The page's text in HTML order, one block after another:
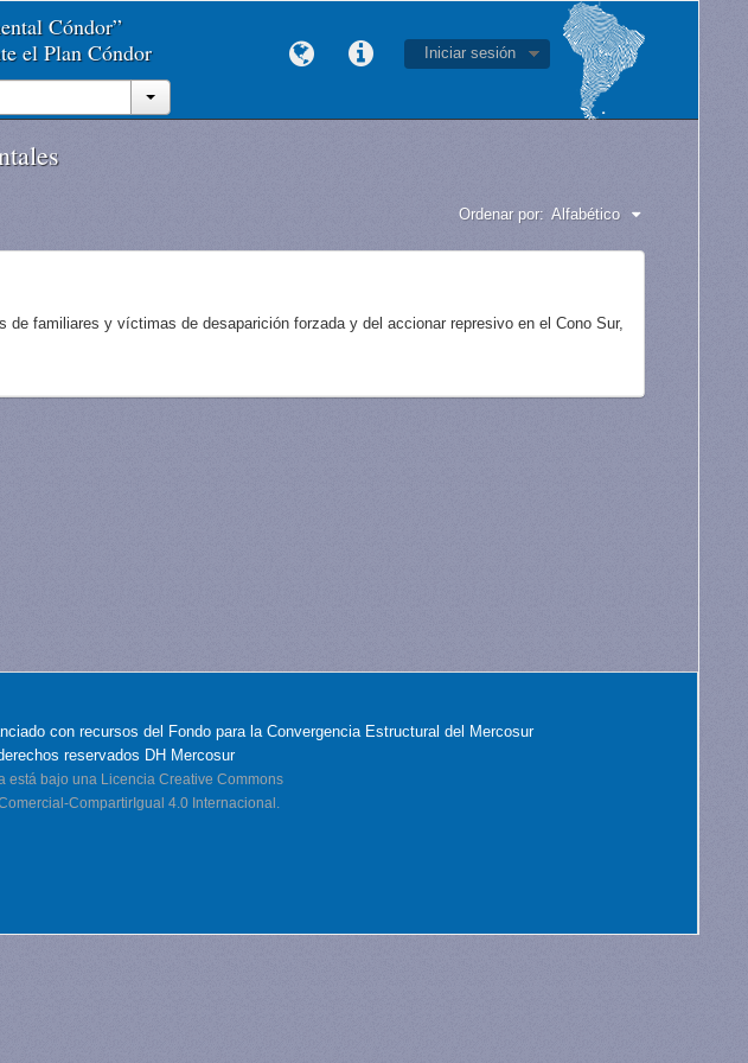
Cóndor”
el Plan Cóndor
Iniciar sesión
Ordenar por: Alfabético
de familiares y víctimas de desaparición forzada y del accionar represivo en el Cono Sur,
con recursos del Fondo para la Convergencia Estructural del Mercosur
reservados DH Mercosur
está bajo una Licencia Creative Commons
CompartirIgual 4.0 Internacional.